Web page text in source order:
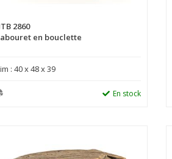
2860
en bouclette
: 40 x 48 x 39
En stock